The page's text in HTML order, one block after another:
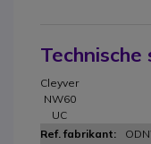
Cleyver
NW60
UC